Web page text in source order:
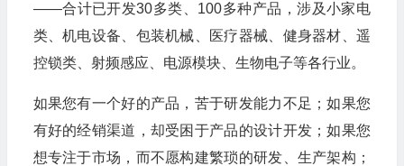
――合计已开发30多类、100多种产品，涉及小家电
类、机电设备、包装机械、医疗器械、健身器材、遥
控锁类、射频感应、电源模块、生物电子等各行业。
如果您有一个好的产品，苦于研发能力不足；如果您
有好的经销渠道，却受困于产品的设计开发；如果您
想专注于市场，而不愿构建繁琐的研发、生产架构；